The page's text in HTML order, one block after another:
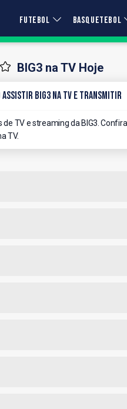
FUTEBOL BASQUETEBOL
BIG3 na TV Hoje
Assistir BIG3 na TV e Transmitir
TV e streaming da BIG3.
TV.